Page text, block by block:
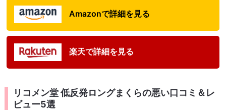
Amazonで詳細を見る
楽天で詳細を見る
リコメン堂 低反発ロングまくらの悪い口コミ＆レ
ビュー5選